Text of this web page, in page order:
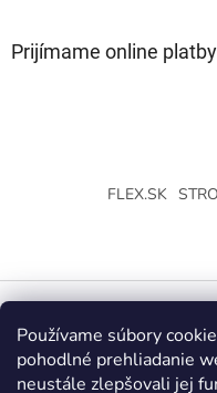
Používame súbory
pohodlné prehliadanie
neustále zlepšovali jej
Prijímame online platby
FLEX.SK